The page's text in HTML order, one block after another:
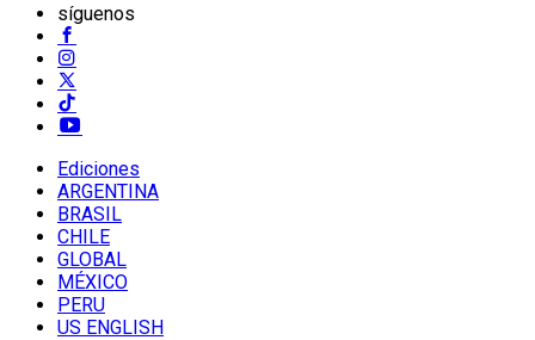
síguenos
Ediciones
ARGENTINA
BRASIL
CHILE
GLOBAL
MÉXICO
PERU
US ENGLISH